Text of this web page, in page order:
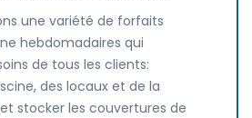
une variété de forfaits
hebdomadaires qui
de tous les clients:
des locaux et de la
stocker les couvertures de